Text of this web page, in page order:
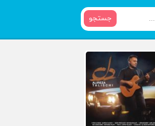
جستجو